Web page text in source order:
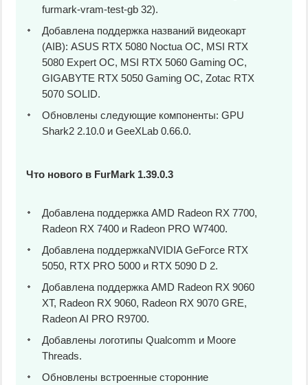
furmark-vram-test-gb 32).
Добавлена поддержка названий видеокарт
(AIB): ASUS RTX 5080 Noctua OC, MSI RTX
5080 Expert OC, MSI RTX 5060 Gaming OC,
GIGABYTE RTX 5050 Gaming OC, Zotac RTX
5070 SOLID.
Обновлены следующие компоненты: GPU
Shark2 2.10.0 и GeeXLab 0.66.0.
Что нового в FurMark 1.39.0.3
Добавлена поддержка AMD Radeon RX 7700,
Radeon RX 7400 и Radeon PRO W7400.
Добавлена поддержкаNVIDIA GeForce RTX
5050, RTX PRO 5000 и RTX 5090 D 2.
Добавлена поддержка AMD Radeon RX 9060
XT, Radeon RX 9060, Radeon RX 9070 GRE,
Radeon AI PRO R9700.
Добавлены логотипы Qualcomm и Moore
Threads.
Обновлены встроенные сторонние